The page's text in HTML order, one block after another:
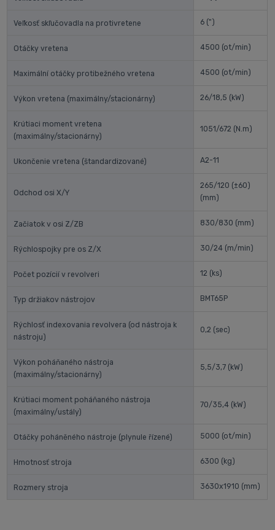
Veľkosť skľučovadla na protivretene 6 (")
Otáčky vretena 4500 (ot/min)
Maximální otáčky protibežného vretena 4500 (ot/min)
Výkon vretena (maximálny/stacionárny) 26/18,5 (kW)
Krútiaci moment vretena
(maximálny/stacionárny)
1051/672 (N.m)
Ukončenie vretena (štandardizované) A2-11
Odchod osi X/Y
265/120 (±60)
(mm)
Začiatok v osi Z/ZB 830/830 (mm)
Rýchlospojky pre os Z/X 30/24 (m/min)
Počet pozícií v revolveri 12 (ks)
Typ držiakov nástrojov BMT65P
Rýchlosť indexovania revolvera (od nástroja k
nástroju)
0,2 (sec)
Výkon poháňaného nástroja
(maximálny/stacionárny)
5,5/3,7 (kW)
Krútiaci moment poháňaného nástroja
(maximálny/ustály)
70/35,4 (kW)
Otáčky poháněného nástroje (plynule řízené) 5000 (ot/min)
Hmotnosť stroja 6300 (kg)
Rozmery stroja 3630x1910 (mm)